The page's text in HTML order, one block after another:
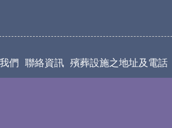
們 聯絡資訊 殯葬設施之地址及電話